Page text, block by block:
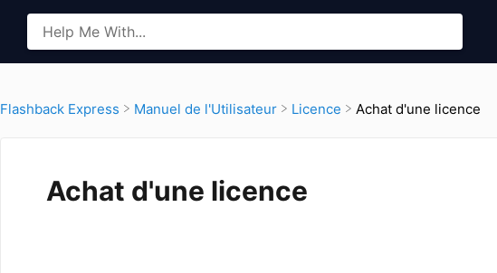
​Flashback Express ​Manuel de l'Utilisateur ​Licence Achat d'une licence
Achat d'une licence